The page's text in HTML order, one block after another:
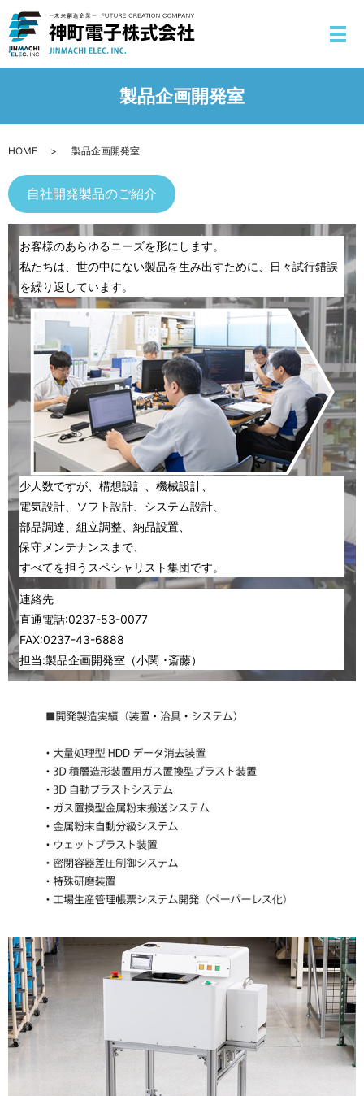
製品企画開発室
HOME 製品企画開発室
自社開発製品のご紹介
お客様のあらゆるニーズを形にします。
私たちは、世の中にない製品を生み出すために、日々試行錯誤
を繰り返しています。
少人数ですが、構想設計、機械設計、
電気設計、ソフト設計、システム設計、
部品調達、組立調整、納品設置、
保守メンテナンスまで、
すべてを担うスペシャリスト集団です。
連絡先
直通電話:0237-53-0077
FAX:0237-43-6888
担当:製品企画開発室（小関 ･斎藤）